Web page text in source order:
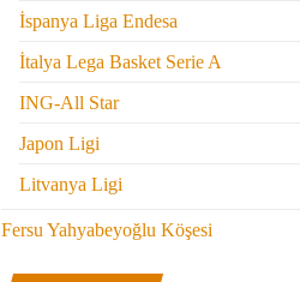
İspanya Liga Endesa
İtalya Lega Basket Serie A
ING-All Star
Japon Ligi
Litvanya Ligi
Fersu Yahyabeyoğlu Köşesi